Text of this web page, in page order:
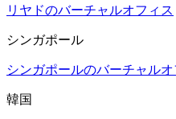
リヤドのバーチャルオフィス
シンガポール
シンガポールのバーチャルオ
韓国